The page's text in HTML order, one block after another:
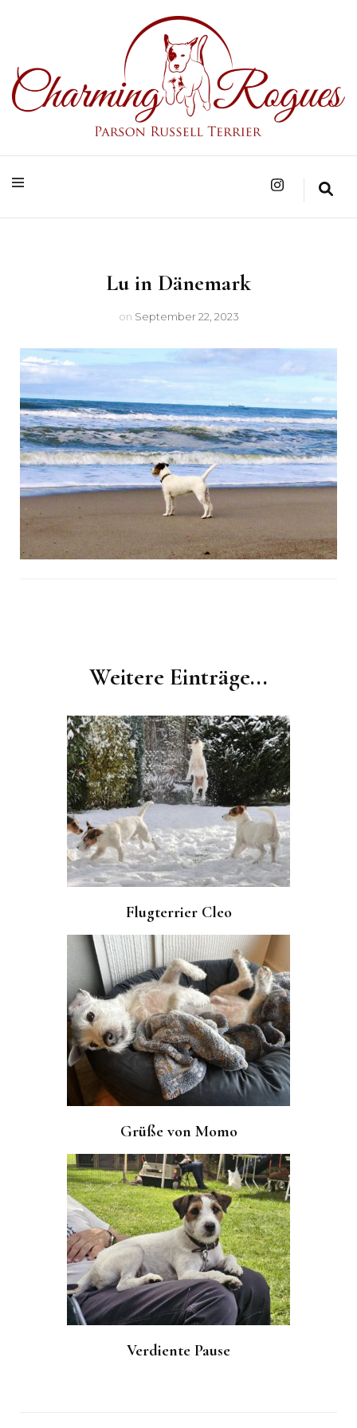
Charming Rogues
Lu in Dänemark
on September 22, 2023
Weitere Einträge...
Flugterrier Cleo
Grüße von Momo
Verdiente Pause